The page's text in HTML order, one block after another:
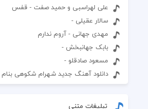
علی لهراسبی و حمید صفت - قفس
سالار عقیلی -
مهدی جهانی - آروم ندارم
بابک جهانبخش -
مسعود صادقلو -
دانلود آهنگ جدید شهرام شکوهی بنام
تبلیغات متنی